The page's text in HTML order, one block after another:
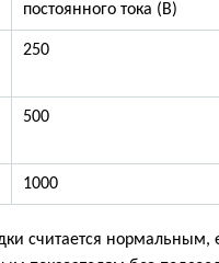
постоянного тока (В)
250
500
1000
считается